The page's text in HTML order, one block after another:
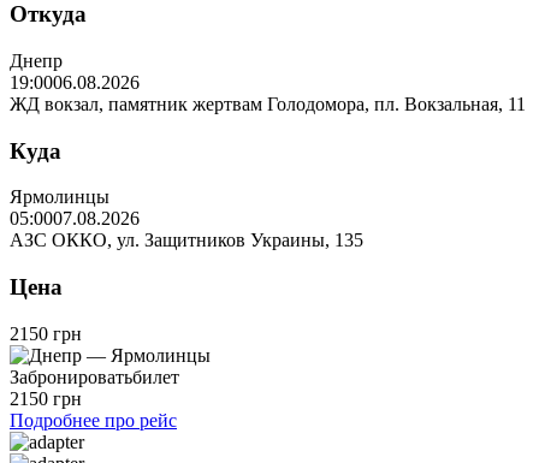
Откуда
Днепр
19:0006.08.2026
ЖД вокзал, памятник жертвам Голодомора, пл. Вокзальная, 11
Куда
Ярмолинцы
05:0007.08.2026
АЗС ОККО, ул. Защитников Украины, 135
Цена
2150 грн
Забронироватьбилет
2150 грн
Подробнее про рейс